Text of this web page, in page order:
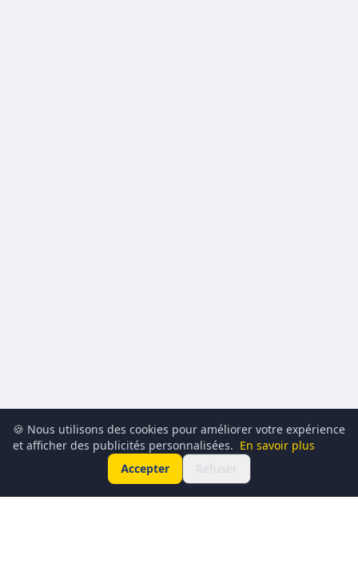
🍪 Nous utilisons des cookies pour améliorer votre expérience
et afficher des publicités personnalisées. En savoir plus
Accepter
Refuser